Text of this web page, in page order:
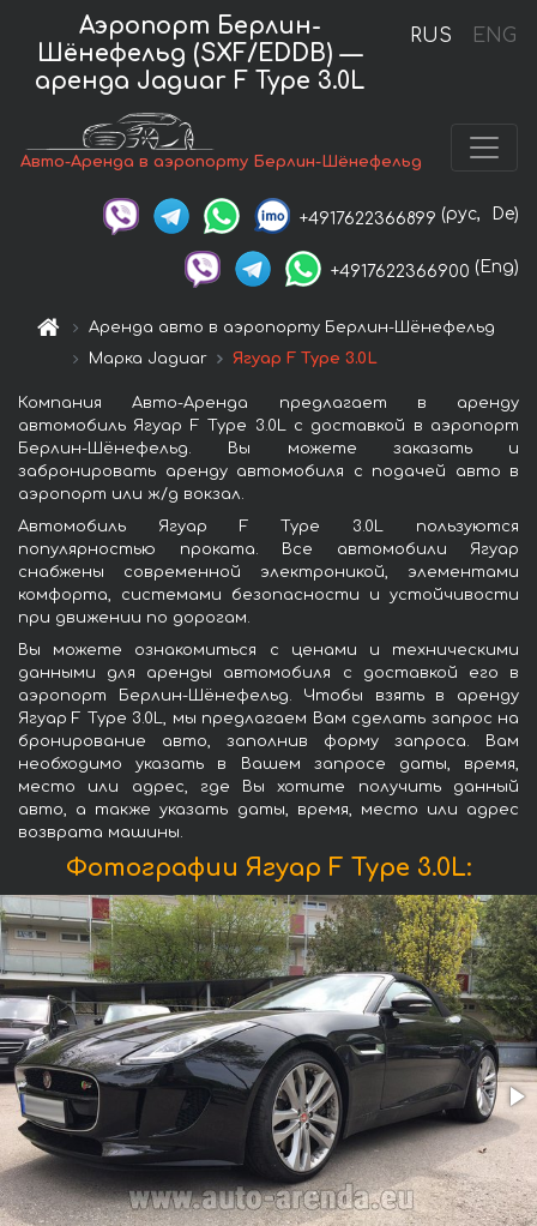
RUS ENG
Аэропорт Берлин-
Шёнефельд (SXF/EDDB) —
аренда Jaguar F Type 3.0L
Авто-Аренда в аэропорту Берлин-Шёнефельд
+4917622366899 (рус, De)
+4917622366900 (Eng)
Аренда авто в аэропорту Берлин-Шёнефельд
Марка Jaguar
Ягуар F Type 3.0L
Компания Авто-Аренда предлагает в аренду
автомобиль Ягуар F Type 3.0L с доставкой в аэропорт
Берлин-Шёнефельд. Вы можете заказать и
забронировать аренду автомобиля с подачей авто в
аэропорт или ж/д вокзал.
Автомобиль Ягуар F Type 3.0L пользуются
популярностью проката. Все автомобили Ягуар
снабжены современной электроникой, элементами
комфорта, системами безопасности и устойчивости
при движении по дорогам.
Вы можете ознакомиться с ценами и техническими
данными для аренды автомобиля с доставкой его в
аэропорт Берлин-Шёнефельд. Чтобы взять в аренду
Ягуар F Type 3.0L, мы предлагаем Вам сделать запрос на
бронирование авто, заполнив форму запроса. Вам
необходимо указать в Вашем запросе даты, время,
место или адрес, где Вы хотите получить данный
авто, а также указать даты, время, место или адрес
возврата машины.
Фотографии Ягуар F Type 3.0L: